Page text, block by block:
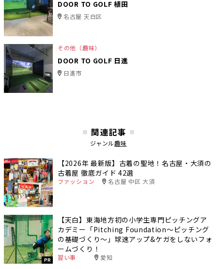
DOOR TO GOLF 植田
名古屋 天白区
その他（趣味）
DOOR TO GOLF 日進
日進市
関連記事
ジャンル趣味
【2026年 最新版】古着の聖地！名古屋・大須の
古着屋 徹底ガイド 42選
ファッション 名古屋 中区 大須
PR
【天白】東海地方初の小学生専門ピッチングア
カデミー「Pitching Foundation〜ピッチング
の基礎づくり〜」球速アップ&ケガをしないフォ
ームづくり！
習い事 愛知